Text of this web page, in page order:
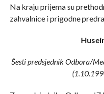
Na kraju prijema su
zahvalnice i prigodne
Šesti predsjednik Odbora/